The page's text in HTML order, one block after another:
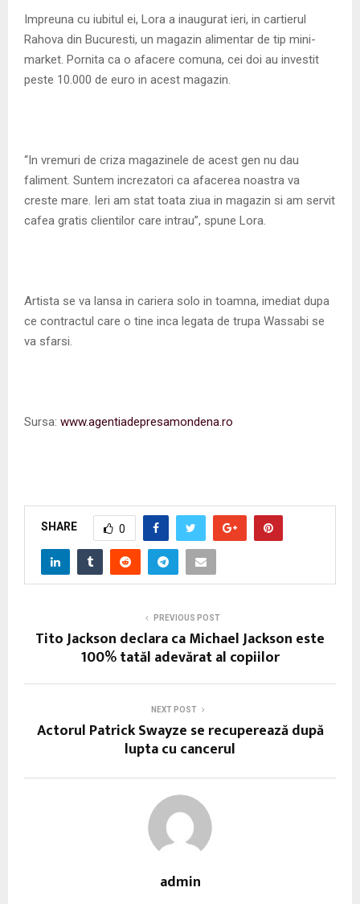
E
N
Impreuna cu iubitul ei, Lora a inaugurat ieri, in cartierul
Rahova din Bucuresti, un magazin alimentar de tip mini-
market. Pornita ca o afacere comuna, cei doi au investit
peste 10.000 de euro in acest magazin.
“In vremuri de criza magazinele de acest gen nu dau
faliment. Suntem increzatori ca afacerea noastra va
creste mare. Ieri am stat toata ziua in magazin si am servit
cafea gratis clientilor care intrau”, spune Lora.
Artista se va lansa in cariera solo in toamna, imediat dupa
ce contractul care o tine inca legata de trupa Wassabi se
va sfarsi.
Sursa: www.agentiadepresamondena.ro
SHARE 0
PREVIOUS POST
Tito Jackson declara ca Michael Jackson este
100% tatăl adevărat al copiilor
NEXT POST
Actorul Patrick Swayze se recuperează după
lupta cu cancerul
admin